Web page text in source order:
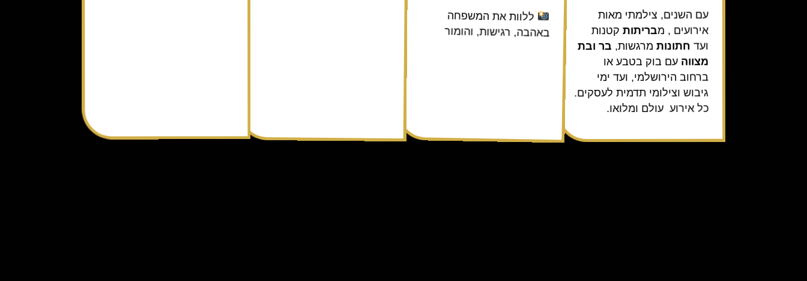
עם השנים, צילמתי מאות
אירועים , מבריתות קטנות
ועד חתונות מרגשות, בר ובת
מצווה עם בוק בטבע או
ברחוב הירושלמי, ועד ימי
גיבוש וצילומי תדמית לעסקים.
כל אירוע עולם ומלואו.
ללוות את המשפחה
באהבה, רגישות, והומור